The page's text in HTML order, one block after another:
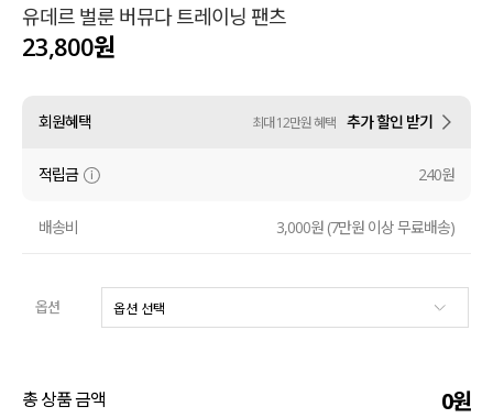
티셔츠
셔츠
원피스
니트
언더웨어
유데르 벌룬 버뮤다 트레이닝 팬츠
23,800원
회원혜택 최대 12만원 혜택 추가 할인 받기
적립금 240원
배송비 3,000원 (7만원 이상 무료배송)
옵션
총 상품 금액 0원